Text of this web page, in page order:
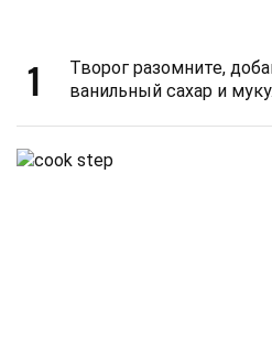
1
Творог разомните,
ванильный сахар и